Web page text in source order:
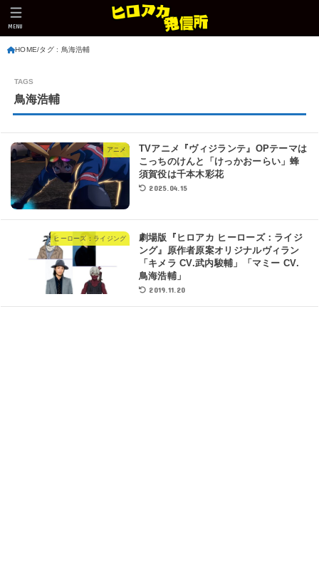
MENU
HOME タグ : 鳥海浩輔
鳥海浩輔
アニメ
TVアニメ『ヴィジランテ』OPテーマは
こっちのけんと「けっかおーらい」蜂
須賀役は千本木彩花
2025.04.15
ヒーローズ：ライジング
劇場版『ヒロアカ ヒーローズ：ライジ
ング』原作者原案オリジナルヴィラン
「キメラ CV.武内駿輔」「マミー CV.
鳥海浩輔」
2019.11.20